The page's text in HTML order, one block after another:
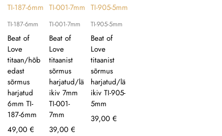
TI-187-6mm
Beat of
Love
titaan/hõb
edast
sõrmus
harjatud
6mm TI-
187-6mm
49,00 €
TI-001-7mm
Beat of
Love
titaanist
sõrmus
harjatud/lä
ikiv 7mm
TI-001-
7mm
39,00 €
TI-905-5mm
Beat of
Love
titaanist
sõrmus
harjatud/lä
ikiv TI-905-
5mm
39,00 €